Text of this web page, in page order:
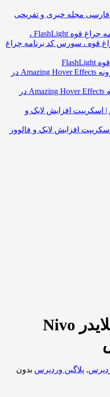
خبری و تفریحی
افکت گذاری تصاویر با افزونه Amazing Hover Effects در
لایک و فالوور
افزونه ساخت اسلایدر Nivo
پلاگین وردپرس بدون